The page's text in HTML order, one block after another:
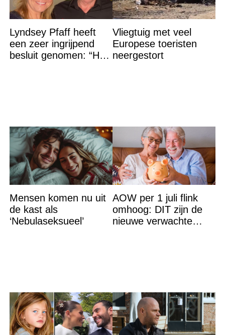
Lyndsey Pfaff heeft
een zeer ingrijpend
besluit genomen: “Het
Vliegtuig met veel
Europese toeristen
neergestort
Mensen komen nu uit
de kast als
‘Nebulaseksueel’
AOW per 1 juli flink
omhoog: DIT zijn de
nieuwe verwachte